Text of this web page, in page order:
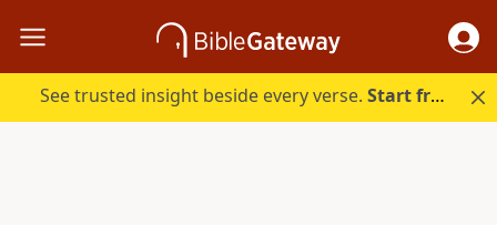
See trusted insight beside every verse.Start free.